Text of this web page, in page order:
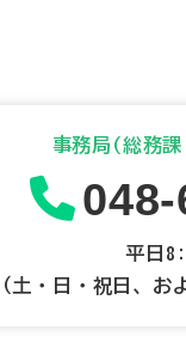
事務局(総務
平日
（土・日・祝日、お